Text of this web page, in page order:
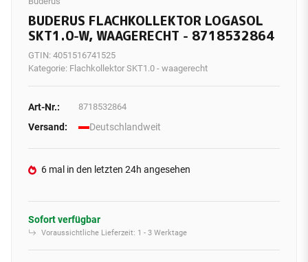
BUDERUS FLACHKOLLEKTOR LOGASOL
SKT1.0-W, WAAGERECHT - 8718532864
GTIN: 4051516741525
Kategorie: Flachkollektor SKT1.0 - waagerecht
Art-Nr.: 8718532864
Versand: Deutschlandweit
6 mal in den letzten 24h angesehen
Sofort verfügbar
Voraussichtliche Lieferzeit: 1 - 3 Werktage